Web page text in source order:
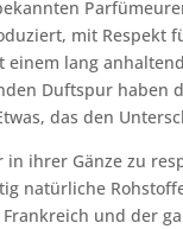
mit Respekt
einem lang
Duftspur haben
das den
in ihrer Gänze zu
natürliche
und der